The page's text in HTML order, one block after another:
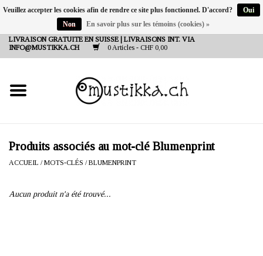
LIVRAISON GRATUITE EN SUISSE | LIVRAISONS INT. VIA
INFO@MUSTIKKA.CH
0 Articles - CHF 0,00
NEW IN
SHOP - A PIECE OF
FINLAND FOR YOU
Produits associés au mot-clé Blumenprint
ACCUEIL /MOTS-CLÉS /BLUMENPRINT
Aucun produit n'a été trouvé...
Veuillez accepter les cookies afin de rendre ce site plus fonctionnel. D'accord?
Oui
Non
En savoir plus sur les témoins (cookies) »